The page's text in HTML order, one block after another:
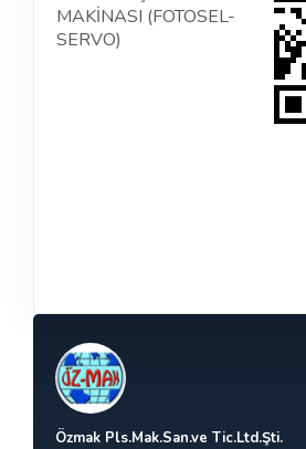
MAKİNASI (FOTOSEL-
SERVO)
Özmak Pls.Mak.San.ve Tic.Ltd.Şti.